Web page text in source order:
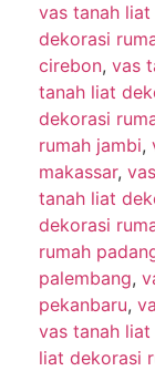
vas tanah
dekorasi
cirebon, vas
tanah liat
dekorasi
rumah jambi,
makassar,
tanah liat
dekorasi
rumah
palembang,
pekanbaru,
vas tanah
liat dekorasi